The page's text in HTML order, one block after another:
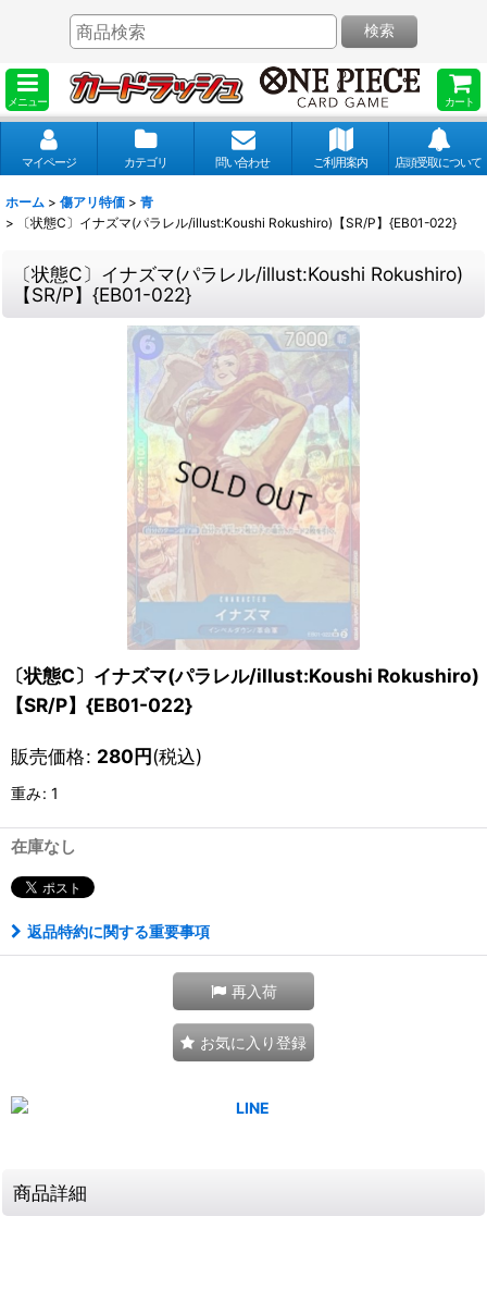
メニュー カート
検索
マイページ カテゴリ 問い合わせ ご利用案内 店頭受取について
ホーム > 傷アリ特価 > 青
>
〔状態C〕イナズマ(パラレル/illust:Koushi Rokushiro)【SR/P】{EB01-022}
〔状態C〕イナズマ(パラレル/illust:Koushi Rokushiro)
【SR/P】{EB01-022}
〔状態C〕イナズマ(パラレル/illust:Koushi Rokushiro)
【SR/P】{EB01-022}
販売価格: 280円(税込)
重み: 1
在庫なし
返品特約に関する重要事項
再入荷
お気に入り登録
商品詳細